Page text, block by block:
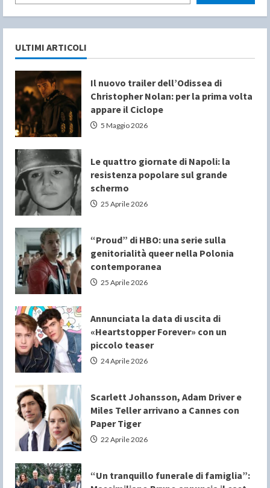
ULTIMI ARTICOLI
Il nuovo trailer dell’Odissea di
Christopher Nolan: per la prima volta
appare il Ciclope
5 Maggio 2026
Le quattro giornate di Napoli: la
resistenza popolare sul grande
schermo
25 Aprile 2026
“Proud” di HBO: una serie sulla
genitorialità queer nella Polonia
contemporanea
25 Aprile 2026
Annunciata la data di uscita di
«Heartstopper Forever» con un
piccolo teaser
24 Aprile 2026
Scarlett Johansson, Adam Driver e
Miles Teller arrivano a Cannes con
Paper Tiger
22 Aprile 2026
“Un tranquillo funerale di famiglia”: